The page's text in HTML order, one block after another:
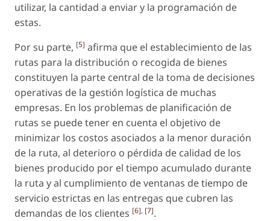
utilizar, la cantidad a enviar y la programación de
estas.
Por su parte, [5] afirma que el establecimiento de las
rutas para la distribución o recogida de bienes
constituyen la parte central de la toma de decisiones
operativas de la gestión logística de muchas
empresas. En los problemas de planificación de
rutas se puede tener en cuenta el objetivo de
minimizar los costos asociados a la menor duración
de la ruta, al deterioro o pérdida de calidad de los
bienes producido por el tiempo acumulado durante
la ruta y al cumplimiento de ventanas de tiempo de
servicio estrictas en las entregas que cubren las
demandas de los clientes [6], [7].